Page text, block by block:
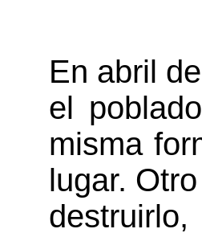
En abril
el
misma
lugar.